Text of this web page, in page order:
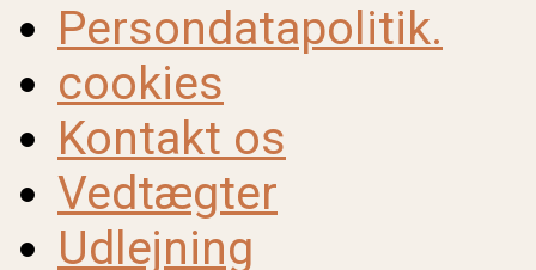
Persondatapolitik.
cookies
Kontakt os
Vedtægter
Udlejning